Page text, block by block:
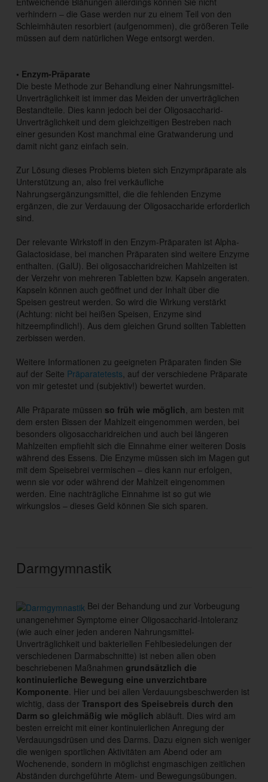
verhindern – die Gase werden nur zu einem Teil von den
Schleimhäuten resorbiert (aufgenommen), die größeren Teile
müssen auf dem natürlichen Wege entsorgt werden.
• Enzym-Präparate
Die beste Methode zur Behandlung einer Nahrungsmittel-
Unverträglichkeit ist immer das Meiden der unverträglichen
Bestandteile. Dies kann jedoch bei der Oligosaccharid-
Unverträglichkeit und dem gleichzeitigen Bestreben nach
einer gesunden Kost manchmal eine Gratwanderung und
damit nicht ganz einfach sein.
Zur Lösung dieses Problems bieten sich Enzympräparate als
Unterstützung an, also frei verkäufliche
Nahrungsergänzungsmittel, die die fehlenden Enzyme
ergänzen, die zur Verdauung der Oligosaccharide erforderlich
sind.
Der relevante Wirkstoff in den Enzym-Präparaten ist Alpha-
Galactosidase, bei manchen Präparaten sind weitere Enzyme
enthalten. (GalU). Bei oligosaccharidreichen Mahlzeiten ist
der Verzehr von mehreren Tabletten bzw. Kapseln angeraten.
Kapseln können auch geöffnet und der Inhalt über die
Speisen gestreut werden. So wird die Wirkung verstärkt
(Achtung: nicht bei heißen Speisen, Enzyme sind
hitzeempfindlich!). Aus dem gleichen Grund sollten Tabletten
zerbissen werden.
Weitere Informationen zu geeigneten Präparaten finden Sie
auf der Seite Präparatetests, auf der verschiedene Präparate
von mir getestet und (subjektiv!) bewertet wurden.
Alle Präparate müssen so früh wie möglich, am besten mit
dem ersten Bissen der Mahlzeit eingenommen werden, bei
besonders oligosaccharidreichen und auch bei längeren
Mahlzeiten empfiehlt sich die Einnahme einer weiteren Dosis
während des Essens. Die Enzyme müssen sich im Magen gut
mit dem Speisebrei vermischen – dies kann nur erfolgen,
wenn sie vor oder während der Mahlzeit eingenommen
werden. Eine nachträgliche Einnahme ist so gut wie
wirkungslos – dieses Geld können Sie sich sparen.
Darmgymnastik
Bei der Behandung und zur Vorbeugung
unangenehmer Symptome einer Oligosaccharid-Intoleranz
(wie auch einer jeden anderen Nahrungsmittel-
Unverträglichkeit und bakteriellen Fehlbesiedelungen der
verschiedenen Darmabschnitte) ist neben allen oben
beschriebenen Maßnahmen grundsätzlich die
kontinuierliche Bewegung eine unverzichtbare
Komponente . Hier und bei allen Verdauungsbeschwerden ist
wichtig, dass der Transport des Speisebreis durch den
Darm so gleichmäßig wie möglich abläuft. Dies wird am
besten erreicht mit einer kontinuierlichen Anregung der
Verdauungsdrüsen und des Darms. Dazu eignen sich weniger
die wenigen sportlichen Aktivitäten am Abend oder am
Wochenende, sondern in möglichst engmaschigen zeitlichen
Abständen durchgeführte Atem- und Bewegungsübungen.